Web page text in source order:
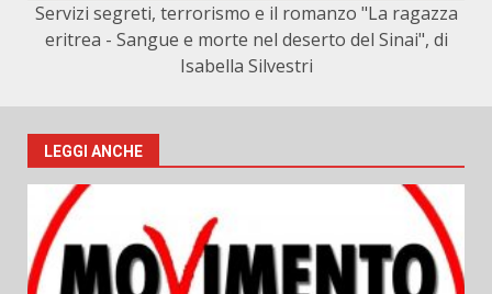
Servizi segreti, terrorismo e il romanzo "La ragazza
eritrea - Sangue e morte nel deserto del Sinai", di
Isabella Silvestri
LEGGI ANCHE